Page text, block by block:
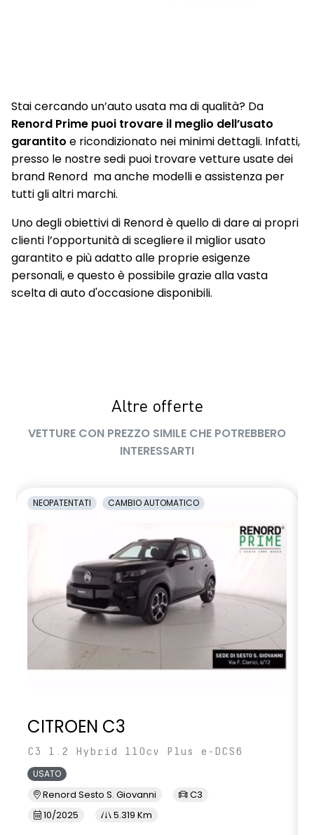
Sistema multimediale Renault EASY LINK con Touchscreen
9,3" e sistema di Navigazione 3D, aggiornamenti automatici
(OTA), Bluetooth con riconoscimento vocale, Radio DAB
Smartphone replication compatibile con Android Auto e
AppleCarPlay
Volante in pelle
Stai cercando un’auto usata ma di qualità? Da
Renord Prime puoi trovare il meglio dell’usato
garantito e ricondizionato nei minimi dettagli. Infatti,
presso le nostre sedi puoi trovare vetture usate dei
brand Renord ma anche modelli e assistenza per
tutti gli altri marchi.
Uno degli obiettivi di Renord è quello di dare ai propri
clienti l’opportunità di scegliere il miglior usato
garantito e più adatto alle proprie esigenze
personali, e questo è possibile grazie alla vasta
scelta di auto d'occasione disponibili.
Altre offerte
VETTURE CON PREZZO SIMILE CHE POTREBBERO
INTERESSARTI
NEOPATENTATI CAMBIO AUTOMATICO
CITROEN C3
C3 1.2 Hybrid 110cv Plus e-DCS6
USATO
Renord Sesto S. Giovanni
C3
10/2025
5.319 Km